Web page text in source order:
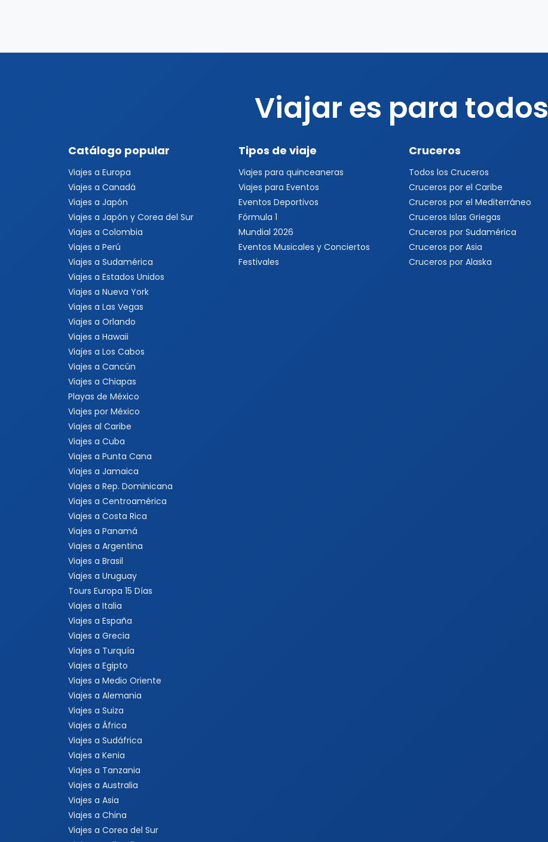
Viajar es para todos
Catálogo popular
Viajes a Europa
Viajes a Canadá
Viajes a Japón
Viajes a Japón y Corea del Sur
Viajes a Colombia
Viajes a Perú
Viajes a Sudamérica
Viajes a Estados Unidos
Viajes a Nueva York
Viajes a Las Vegas
Viajes a Orlando
Viajes a Hawaii
Viajes a Los Cabos
Viajes a Cancún
Viajes a Chiapas
Playas de México
Viajes por México
Viajes al Caribe
Viajes a Cuba
Viajes a Punta Cana
Viajes a Jamaica
Viajes a Rep. Dominicana
Viajes a Centroamérica
Viajes a Costa Rica
Viajes a Panamá
Viajes a Argentina
Viajes a Brasil
Viajes a Uruguay
Tours Europa 15 Días
Viajes a Italia
Viajes a España
Viajes a Grecia
Viajes a Turquía
Viajes a Egipto
Viajes a Medio Oriente
Viajes a Alemania
Viajes a Suiza
Viajes a África
Viajes a Sudáfrica
Viajes a Kenia
Viajes a Tanzania
Viajes a Australia
Viajes a Asia
Viajes a China
Viajes a Corea del Sur
Tipos de viaje
Viajes para quinceaneras
Viajes para Eventos
Eventos Deportivos
Fórmula 1
Mundial 2026
Eventos Musicales y Conciertos
Festivales
Cruceros
Todos los Cruceros
Cruceros por el Caribe
Cruceros por el Mediterráneo
Cruceros Islas Griegas
Cruceros por Sudamérica
Cruceros por Asia
Cruceros por Alaska